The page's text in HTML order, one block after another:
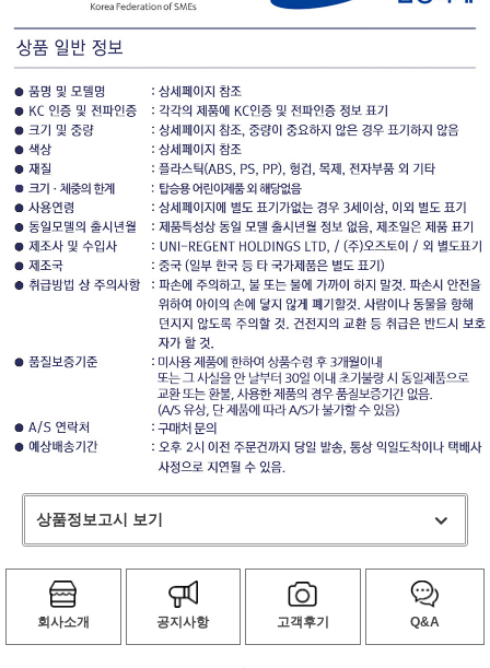
상품정보고시 보기
회사소개 공지사항 고객후기 Q&A